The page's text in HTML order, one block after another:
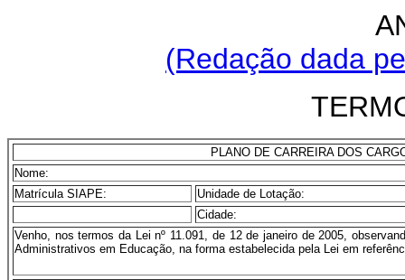
(Redação dada
PLANO DE CARREIRA DOS
Nome:
Matrícula SIAPE:
Unidade de Lotação:
Cidade:
Venho, nos termos da Lei nº 11.091, de 12 de janeiro de 2005,
Administrativos em Educação, na forma estabelecida pela Lei em